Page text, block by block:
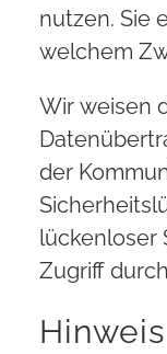
nutzen. Sie
welchem
Wir weisen
der
lückenloser
Zugriff